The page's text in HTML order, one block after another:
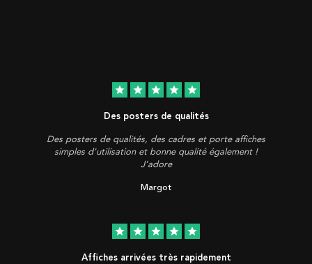
star star star star star
Des posters de qualités
Des posters de qualités, des cadres et porte affiches
simples d'utilisation et bonne qualité également !
J'adore
Margot
star star star star star
Affiches arrivées très rapidement